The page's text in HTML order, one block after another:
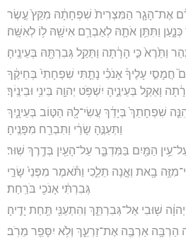
אֶת־הָגָ֤ר הַמִּצְרִית֙ שִׁפְחָתָ֔הּ מִקֵּץ֙ עֶ֣שֶׂר
וַתִּתֵּ֥ן אֹתָ֛הּ לְאַבְרָ֥ם אִישָׁ֖הּ ל֥וֹ לְאִשָּֽׁה׃
וַתֵּ֙רֶא֙ כִּ֣י הָרָ֔תָה וַתֵּקַ֥ל גְּבִרְתָּ֖הּ בְּעֵינֶֽיהָ׃
חֲמָסִ֣י עָלֶיךָ֒ אָנֹכִ֗י נָתַ֤תִּי שִׁפְחָתִי֙ בְּחֵיקֶ֔ךָ
וָאֵקַ֖ל בְּעֵינֶ֑יהָ יִשְׁפֹּ֥ט יְהוָ֖ה בֵּינִ֥י וּבֵינֶֽיׄךָ׃
שִׁפְחָתֵךְ֙ בְּיָדֵ֔ךְ עֲשִׂי־לָ֖הּ הַטּ֣וֹב בְּעֵינָ֑יִךְ
וַתְּעַנֶּ֣הָ שָׂרַ֔י וַתִּבְרַ֖ח מִפָּנֶֽיהָ׃
הַמַּ֖יִם בַּמִּדְבָּ֑ר עַל־הָעַ֖יִן בְּדֶ֥רֶךְ שֽׁוּר׃
בָ֖את וְאָ֣נָה תֵלֵ֑כִי וַתֹּ֕אמֶר מִפְּנֵי֙ שָׂרַ֣י
גְּבִרְתִּ֔י אָנֹכִ֖י בֹּרַֽחַת׃
שׁ֖וּבִי אֶל־גְּבִרְתֵּ֑ךְ וְהִתְעַנִּ֖י תַּ֥חַת יָדֶֽיהָ׃
הַרְבָּ֥ה אַרְבֶּ֖ה אֶת־זַרְעֵ֑ךְ וְלֹ֥א יִסָּפֵ֖ר מֵרֹֽב׃